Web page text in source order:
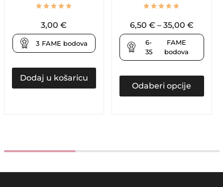
3,00€
3 FAME bodova
Dodaj u košaricu
6,50 € – 35,00 €
6-
35
FAME
bodova
Odaberi opcije